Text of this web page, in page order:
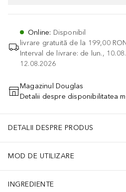
Online: Disponibil
livrare gratuită de la 199,00
Interval de livrare: de lun.,
12.08.2026
ADĂUGAȚI
Magazinul Douglas
Detalii despre disponibilitatea
DETALII DESPRE PRODUS
MOD DE UTILIZARE
INGREDIENTE